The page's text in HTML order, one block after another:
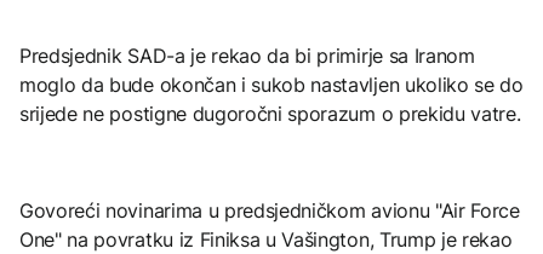
Predsjednik SAD-a je rekao da bi primirje sa Iranom
moglo da bude okončan i sukob nastavljen ukoliko se do
srijede ne postigne dugoročni sporazum o prekidu vatre.
Govoreći novinarima u predsjedničkom avionu "Air Force
One" na povratku iz Finiksa u Vašington, Trump je rekao